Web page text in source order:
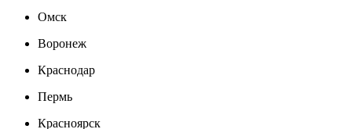
Омск
Воронеж
Краснодар
Пермь
Красноярск